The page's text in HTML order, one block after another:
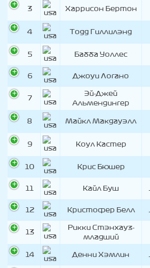
3 Харрисон Бертон
4 Тодд Гиллилэнд
5 Бабба Уоллес
6 Джоуи Логано
7
Эй-Джей
Альмендингер
8 Майкл Макдауэлл
9 Коул Кастер
10 Крис Бюшер
11 Кайл Буш
12 Кристофер Белл
13
Рикки Стэнхауз-
младший
14 Денни Хэмлин